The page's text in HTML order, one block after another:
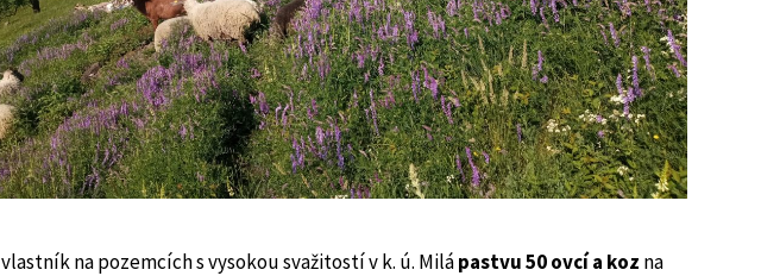
vlastník na pozemcích s vysokou svažitostí v k. ú. Milápastvu 50 ovcí a koz na